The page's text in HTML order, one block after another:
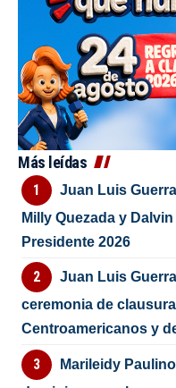
Más leídas
Juan Luis
Milly Quezada y
Presidente 2026
Juan Luis
ceremonia de
Centroamericanos y
Marileidy